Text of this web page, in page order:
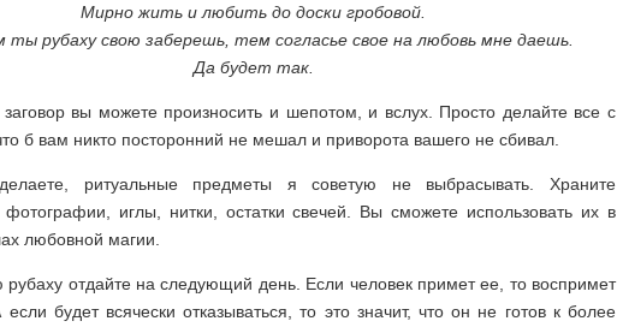
Мирно жить и любить до доски гробовой.
ты рубаху свою заберешь, тем согласье свое на любовь мне даешь.
Да будет так.
вы можете произносить и шепотом, и вслух. Просто делайте все с
б вам никто посторонний не мешал и приворота вашего не сбивал.
ритуальные предметы я советую не выбрасывать. Храните
иглы, нитки, остатки свечей. Вы сможете использовать их в
любовной магии.
рубаху отдайте на следующий день. Если человек примет ее, то воспримет
будет всячески отказываться, то это значит, что он не готов к более